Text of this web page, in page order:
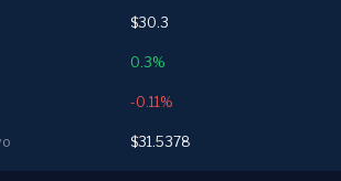
$30.3
0.3%
-0.11%
$31.5378